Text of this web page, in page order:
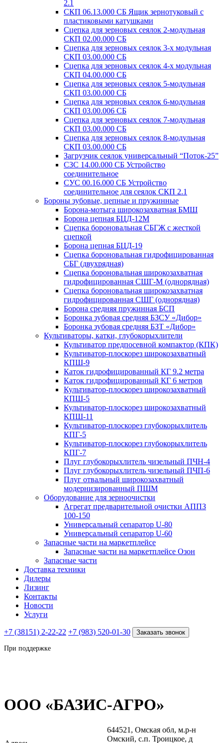
2.1
СКП 06.13.000 СБ Ящик зернотуковый с
пластиковыми катушками
Сцепка для зерновых сеялок 2-модульная
СКП 02.00.000 СБ
Сцепка для зерновых сеялок 3-х модульная
СКП 03.00.000 СБ
Сцепка для зерновых сеялок 4-х модульная
СКП 04.00.000 СБ
Сцепка для зерновых сеялок 5-модульная
СКП 03.00.000 СБ
Сцепка для зерновых сеялок 6-модульная
СКП 03.00.006 СБ
Сцепка для зерновых сеялок 7-модульная
СКП 03.00.000 СБ
Сцепка для зерновых сеялок 8-модульная
СКП 03.00.000 СБ
Загрузчик сеялок универсальный “Поток-25”
СЗС 14.00.000 СБ Устройство
соединительное
СУС 00.16.000 СБ Устройство
соединительное для сеялок СКП 2.1
Бороны зубовые, цепные и пружинные
Борона-мотыга широкозахватная БМШ
Борона цепная БЦД-12М
Сцепка бороновальная СБГЖ с жесткой
сцепкой
Борона цепная БЦД-19
Сцепка бороновальная гидрофицированная
СБГ (двухрядная)
Сцепка бороновальная широкозахватная
гидрофицированная СШГ-М (однорядная)
Сцепка бороновальная широкозахватная
гидрофицированная СШГ (однорядная)
Борона средняя пружинная БСП
Боронка зубовая средняя БЗСУ «Дибор»
Боронка зубовая средняя БЗТ «Дибор»
Культиваторы, катки, глубокорыхлители
Культиватор предпосевной компактор (КПК)
Культиватор-плоскорез широкозахватный
КПШ-9
Каток гидрофицированный КГ 9.2 метра
Каток гидрофицированный КГ 6 метров
Культиватор-плоскорез широкозахватный
КПШ-5
Культиватор-плоскорез широкозахватный
КПШ-11
Культиватор-плоскорез глубокорыхлитель
КПГ-5
Культиватор-плоскорез глубокорыхлитель
КПГ-7
Плуг глубокорыхлитель чизельный ПЧН-4
Плуг глубокорыхлитель чизельный ПЧП-6
Плуг отвальный широкозахватный
модернизированный ПШМ
Оборудование для зерноочистки
Агрегат предварительной очистки АППЗ
100-150
Универсальный сепаратор U-80
Универсальный сепаратор U-60
Запасные части на маркетплейсе
Запасные части на маркетплейсе Озон
Запасные части
Доставка техники
Дилеры
Лизинг
Контакты
Новости
Услуги
+7 (38151) 2-22-22 +7 (983) 520-01-30 Заказать звонок
При поддержке
ООО «БАЗИС-АГРО»
644521, Омская обл, м.р-н
Омский, с.п. Троицкое, д